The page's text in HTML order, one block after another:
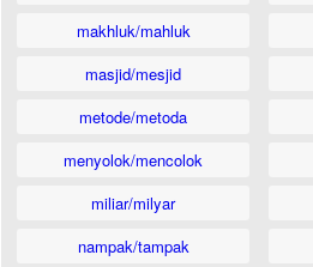
makhluk/mahluk
masjid/mesjid
metode/metoda
menyolok/mencolok
miliar/milyar
nampak/tampak